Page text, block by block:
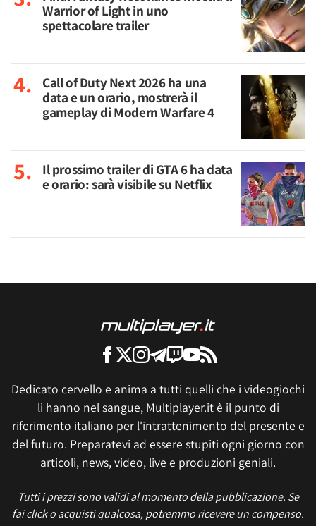
Warrior of Light in uno
spettacolare trailer
Call of Duty Next 2026 ha una
data e un orario, mostrerà il
gameplay di Modern Warfare 4
Il prossimo trailer di GTA 6 ha data
e orario: sarà visibile su Netflix
Dedicato cervello e anima a tutti quelli che i videogiochi
li hanno nel sangue, Multiplayer.it è il punto di
riferimento italiano per l'intrattenimento del presente e
del futuro. Preparatevi ad essere stupiti ogni giorno con
articoli, news, video, live e produzioni geniali.
Tutti i prezzi sono validi al momento della pubblicazione. Se
fai click o acquisti qualcosa, potremmo ricevere un compenso.